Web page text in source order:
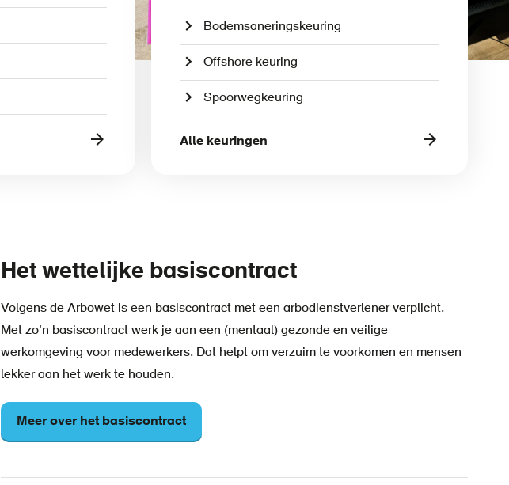
Bodemsaneringskeuring
Offshore keuring
Spoorwegkeuring
Alle keuringen
Het wettelijke basiscontract
Volgens de Arbowet is een basiscontract met een arbodienstverlener verplicht.
Met zo’n basiscontract werk je aan een (mentaal) gezonde en veilige
werkomgeving voor medewerkers. Dat helpt om verzuim te voorkomen en mensen
lekker aan het werk te houden.
Meer over het basiscontract